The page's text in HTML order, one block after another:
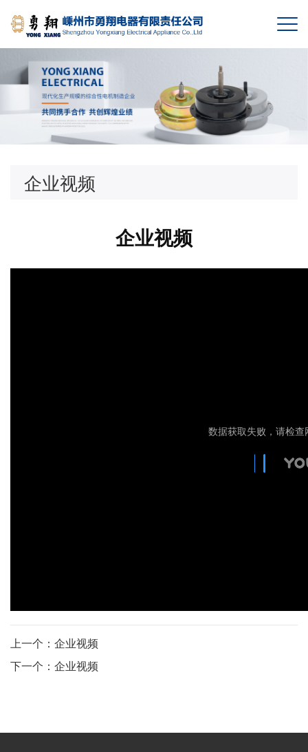
企业视频
企业视频
上一个：企业视频
下一个：企业视频